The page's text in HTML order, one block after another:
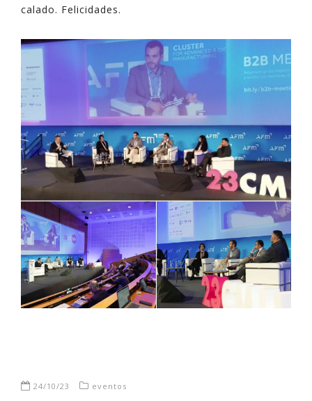
calado. Felicidades.
24/10/23
eventos